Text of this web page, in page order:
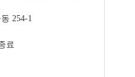
254-1
료